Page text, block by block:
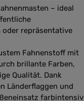
– ideal
oder repräsentative
Fahnenstoff mit
brillante Farben,
Qualität. Dank
Länderflaggen und
farbintensiv